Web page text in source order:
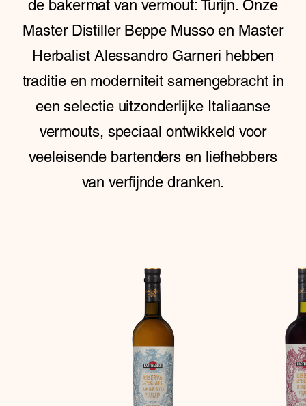
de bakermat van vermout: Turijn. Onze
Master Distiller Beppe Musso en Master
Herbalist Alessandro Garneri hebben
traditie en moderniteit samengebracht in
een selectie uitzonderlijke Italiaanse
vermouts, speciaal ontwikkeld voor
veeleisende bartenders en liefhebbers
van verfijnde dranken.